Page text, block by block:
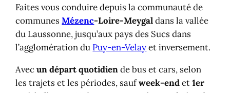
Faites vous conduire depuis la communauté de
communesMézenc-Loire-Meygaldans la vallée
du Laussonne, jusqu’aux pays des Sucs dans
l’agglomération du Puy-en-Velayet inversement.
Avecun départ quotidiende bus et cars, selon
les trajets et les périodes, saufweek-endet1er